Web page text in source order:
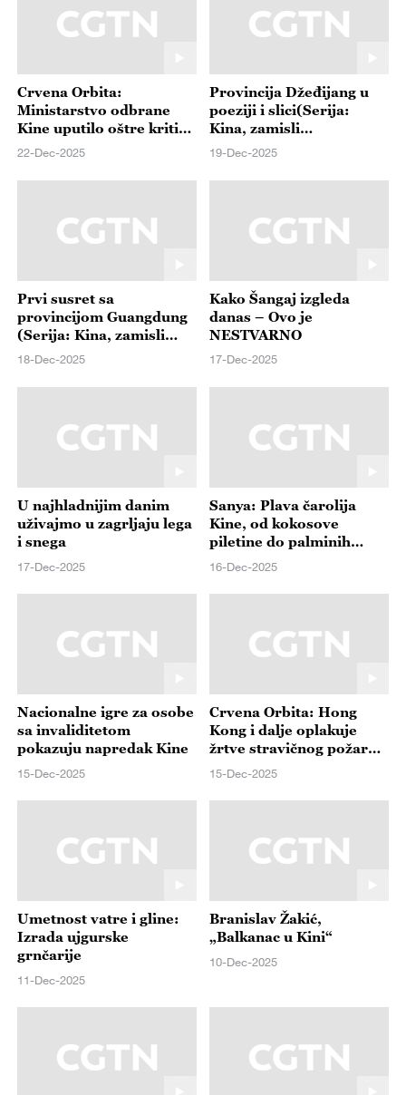
Crvena Orbita:
Ministarstvo odbrane
Kine uputilo oštre kritike
tajvanskom lideru zbog
anksioznosti
22-Dec-2025
Provincija Džeđijang u
poeziji i slici(Serija:
Kina, zamisli
nezamislivo)
19-Dec-2025
Prvi susret sa
provincijom Guangdung
(Serija: Kina, zamisli
nezamislivo)
18-Dec-2025
Kako Šangaj izgleda
danas – Ovo je
NESTVARNO
17-Dec-2025
U najhladnijim danim
uživajmo u zagrljaju lega
i snega
17-Dec-2025
Sanya: Plava čarolija
Kine, od kokosove
piletine do palminih
plaža
16-Dec-2025
Nacionalne igre za osobe
sa invaliditetom
pokazuju napredak Kine
15-Dec-2025
Crvena Orbita: Hong
Kong i dalje oplakuje
žrtve stravičnog požara,
dok Vlast sabira glasove
15-Dec-2025
Umetnost vatre i gline:
Izrada ujgurske
grnčarije
11-Dec-2025
Branislav Žakić,
„Balkanac u Kini“
10-Dec-2025